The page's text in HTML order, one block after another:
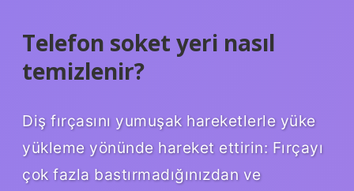
Telefon soket yeri nasıl
temizlenir?
Diş fırçasını yumuşak hareketlerle yüke
yükleme yönünde hareket ettirin: Fırçayı
çok fazla bastırmadığınızdan ve